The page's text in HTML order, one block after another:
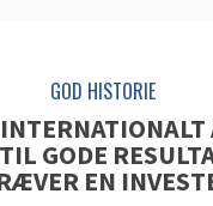
GOD HISTORIE
GODE
EN